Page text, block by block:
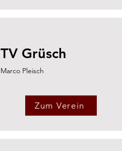
TV Grüsch
Marco Pleisch
Zum Verein